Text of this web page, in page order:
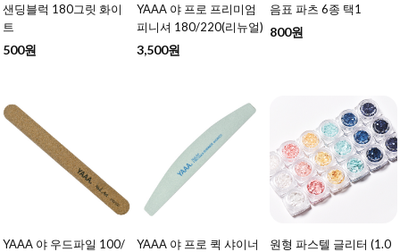
샌딩블럭 180그릿 화이
트
500원
YAAA 야 프로 프리미엄
피니셔 180/220(리뉴얼)
3,500원
음표 파츠 6종 택1
800원
YAAA 야 우드파일 100/
YAAA 야 프로 퀵 샤이너
원형 파스텔 글리터 (1.0